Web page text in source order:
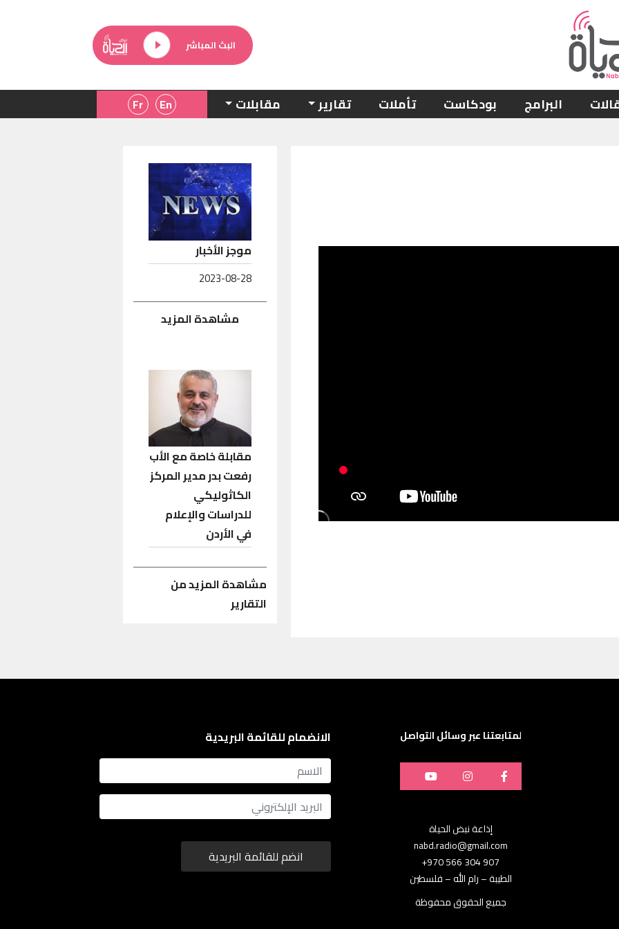
البث المباشر
البرامج بودكاست تأملات تقارير مقابلات
موجز الأخبار
2023-08-28
مشاهدة المزيد
مقابلة خاصة مع الأب
رفعت بدر مدير المركز
الكاثوليكي
للدراسات والإعلام
في الأردن
مشاهدة المزيد من
التقارير
لمتابعتنا عبر وسائل التواصل
إذاعة نبض الحياة
nabd.radio@gmail.com
907 304 566 970+
الطيبة – رام الله – فلسطين
جميع الحقوق محفوظة
الانضمام للقائمة البريدية
name
Email
انضم للقائمة البريدية